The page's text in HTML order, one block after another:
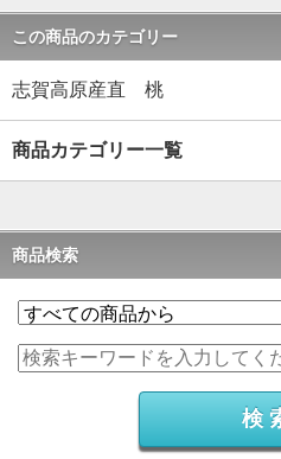
この商品のカテゴリー
志賀高原産直 桃
商品カテゴリー一覧
商品検索